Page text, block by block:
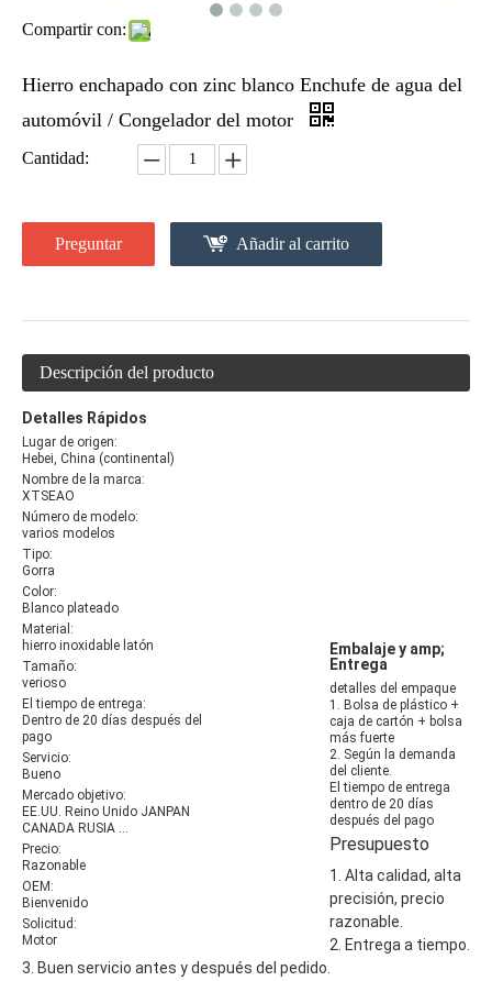
Compartir con:
Hierro enchapado con zinc blanco Enchufe de agua del
automóvil / Congelador del motor
Cantidad:
Preguntar Añadir al carrito
Descripción del producto
Detalles Rápidos
Lugar de origen:
Hebei, China (continental)
Nombre de la marca:
XTSEAO
Número de modelo:
varios modelos
Tipo:
Gorra
Color:
Blanco plateado
Material:
hierro inoxidable latón
Tamaño:
verioso
El tiempo de entrega:
Dentro de 20 días después del
pago
Servicio:
Bueno
Mercado objetivo:
EE.UU. Reino Unido JANPAN
CANADA RUSIA ...
Precio:
Razonable
OEM:
Bienvenido
Solicitud:
Motor
Embalaje y amp;
Entrega
detalles del empaque
1. Bolsa de plástico +
caja de cartón + bolsa
más fuerte
2. Según la demanda
del cliente.
El tiempo de entrega
dentro de 20 días
después del pago
Presupuesto
1. Alta calidad, alta
precisión, precio
razonable.
2. Entrega a tiempo.
3. Buen servicio antes y después del pedido.